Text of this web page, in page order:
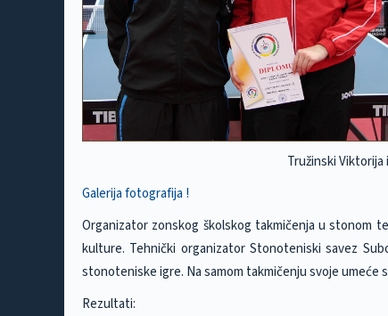
Tružinski Viktorija
Galerija fotografija !
Organizator zonskog školskog takmičenja u stonom
kulture. Tehnički organizator Stonoteniski savez
stonoteniske igre. Na samom takmičenju svoje umeće
Rezultati: